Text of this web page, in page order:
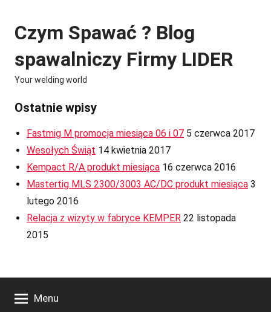
content
Czym Spawać ? Blog
spawalniczy Firmy LIDER
Your welding world
Ostatnie wpisy
Fastmig M promocja miesiąca 06 i 07 5 czerwca 2017
Wesołych Świąt 14 kwietnia 2017
Kempact R/A produkt miesiąca 16 czerwca 2016
Mastertig MLS 2300/3003 AC/DC produkt miesiąca 3
lutego 2016
Relacja z wizyty w fabryce KEMPER 22 listopada
2015
Menu